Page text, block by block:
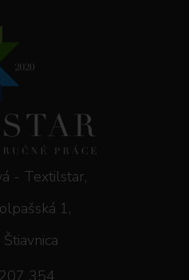
- Textilstar,
1,
354